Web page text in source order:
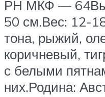
РН МКФ —
50 см.Вес: 12-
тона, рыжий,
коричневый,
с белыми
них.Родина: